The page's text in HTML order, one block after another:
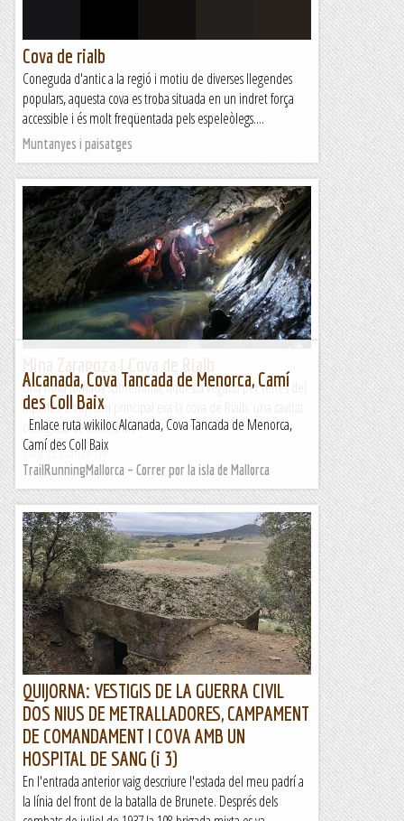
Cova de rialb
Coneguda d'antic a la regió i motiu de diverses llegendes
populars, aquesta cova es troba situada en un indret força
accessible i és molt freqüentada pels espeleòlegs....
Muntanyes i paisatges
Una nova jornada subterrània, aquesta vegada per terres del
Ripollès. L'objectiu principal era la cova de Rialb, una cavitat
coneguda de molt antic i...
Blog de muntanya
Alcanada, Cova Tancada de Menorca, Camí
des Coll Baix
Enlace ruta wikiloc Alcanada, Cova Tancada de Menorca,
Camí des Coll Baix
TrailRunningMallorca – Correr por la isla de Mallorca
QUIJORNA: VESTIGIS DE LA GUERRA CIVIL
DOS NIUS DE METRALLADORES, CAMPAMENT
DE COMANDAMENT I COVA AMB UN
HOSPITAL DE SANG (i 3)
En l'entrada anterior vaig descriure l'estada del meu padrí a
la línia del front de la batalla de Brunete. Després dels